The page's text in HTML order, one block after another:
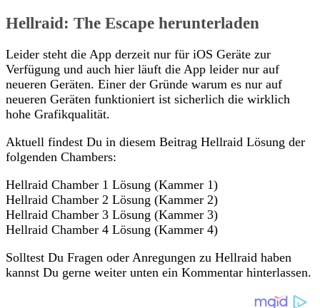
Hellraid: The Escape herunterladen
Leider steht die App derzeit nur für iOS Geräte zur
Verfügung und auch hier läuft die App leider nur auf
neueren Geräten. Einer der Gründe warum es nur auf
neueren Geräten funktioniert ist sicherlich die wirklich
hohe Grafikqualität.
Aktuell findest Du in diesem Beitrag Hellraid Lösung der
folgenden Chambers:
Hellraid Chamber 1 Lösung (Kammer 1)
Hellraid Chamber 2 Lösung (Kammer 2)
Hellraid Chamber 3 Lösung (Kammer 3)
Hellraid Chamber 4 Lösung (Kammer 4)
Solltest Du Fragen oder Anregungen zu Hellraid haben
kannst Du gerne weiter unten ein Kommentar hinterlassen.